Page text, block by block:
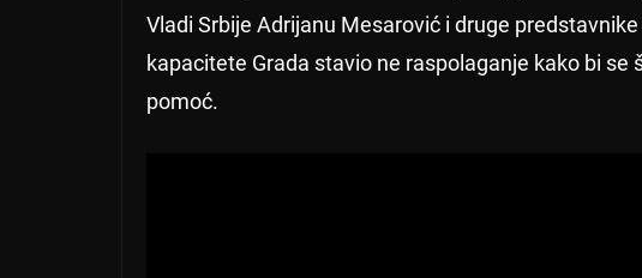
Vladi Srbije Adrijanu Mesarović i druge
kapacitete Grada stavio ne raspolaganje kako bi
pomoć.